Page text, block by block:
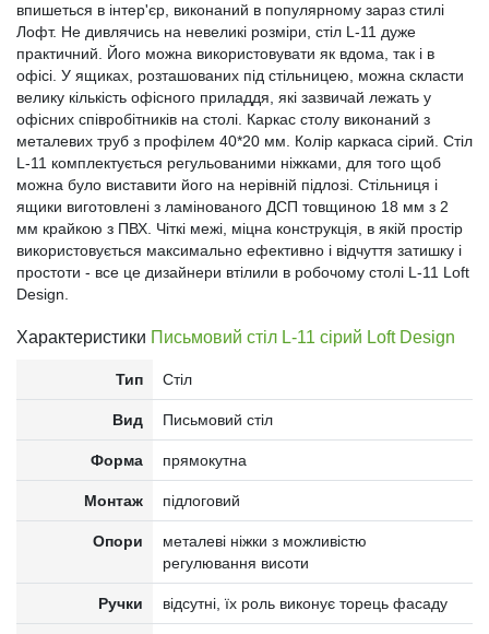
впишеться в інтер'єр, виконаний в популярному зараз стилі
Лофт. Не дивлячись на невеликі розміри, стіл L-11 дуже
практичний. Його можна використовувати як вдома, так і в
офісі. У ящиках, розташованих під стільницею, можна скласти
велику кількість офісного приладдя, які зазвичай лежать у
офісних співробітників на столі. Каркас столу виконаний з
металевих труб з профілем 40*20 мм. Колір каркаса сірий. Стіл
L-11 комплектується регульованими ніжками, для того щоб
можна було виставити його на нерівній підлозі. Стільниця і
ящики виготовлені з ламінованого ДСП товщиною 18 мм з 2
мм крайкою з ПВХ. Чіткі межі, міцна конструкція, в якій простір
використовується максимально ефективно і відчуття затишку і
простоти - все це дизайнери втілили в робочому столі L-11 Loft
Design.
Характеристики Письмовий стіл L-11 сірий Loft Design
Тип Стіл
Вид Письмовий стіл
Форма прямокутна
Монтаж підлоговий
Опори
металеві ніжки з можливістю
регулювання висоти
Ручки відсутні, їх роль виконує торець фасаду